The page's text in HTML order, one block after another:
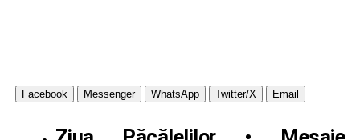
Facebook Messenger WhatsApp Twitter/X Email